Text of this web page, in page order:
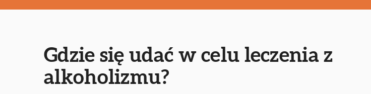
Gdzie się udać w celu leczenia z
alkoholizmu?